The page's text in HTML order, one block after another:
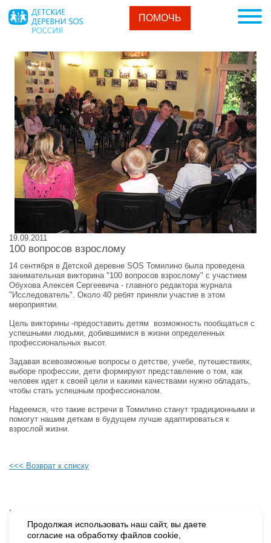
ПОМОЧЬ
19.09.2011
100 вопросов взрослому
14 cентября в Детской деревне SOS Томилино была проведена
занимательная викторина "100 вопросов взрослому" с участием
Обухова Алексея Сергеевича - главного редактора журнала
"Исследователь". Около 40 ребят приняли участие в этом
мероприятии.
Цель викторины -предоставить детям возможность пообщаться с
успешными людьми, добившимися в жизни определенных
профессиональных высот.
Задавая всевозможные вопросы о детстве, учебе, путешествиях,
выборе профессии, дети формируют представление о том, как
человек идет к своей цели и какими качествами нужно обладать,
чтобы стать успешным профессионалом.
Надеемся, что такие встречи в Томилино станут традиционными и
помогут нашим деткам в будущем лучше адаптироваться к
взрослой жизни.
<<< Возврат к списку
Будьте в курсе наших событий, подпишитесь на новости и акции
Продолжая использовать наш сайт, вы даете
согласие на обработку файлов cookie,